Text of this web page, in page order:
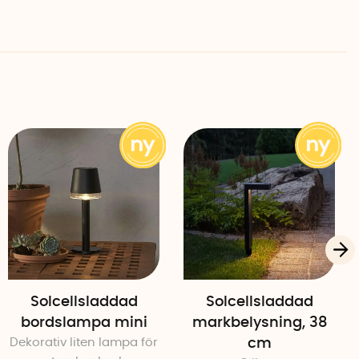
AA-batterier, ingår
Solcellsladdad
bordslampa mini
Dekorativ liten lampa för
Solcellsladdad
markbelysning, 38
cm